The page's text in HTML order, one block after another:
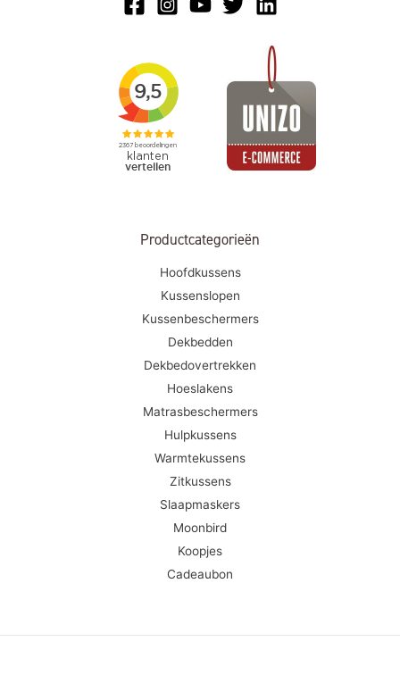
Productcategorieën
Hoofdkussens
Kussenslopen
Kussenbeschermers
Dekbedden
Dekbedovertrekken
Hoeslakens
Matrasbeschermers
Hulpkussens
Warmtekussens
Zitkussens
Slaapmaskers
Moonbird
Koopjes
Cadeaubon